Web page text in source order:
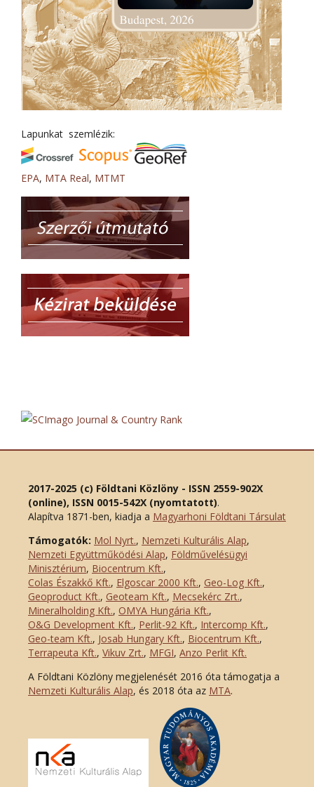
Lapunkat szemlézik:
EPA, MTA Real, MTMT
2017-2025 (c) Földtani Közlöny - ISSN 2559-902X
(online), ISSN 0015-542X (nyomtatott).
Alapítva 1871-ben, kiadja a Magyarhoni Földtani Társulat
Támogatók: Mol Nyrt., Nemzeti Kulturális Alap,
Nemzeti Együttműködési Alap, Földművelésügyi
Minisztérium, Biocentrum Kft.,
Colas Északkő Kft., Elgoscar 2000 Kft., Geo-Log Kft.,
Geoproduct Kft., Geoteam Kft., Mecsekérc Zrt.,
Mineralholding Kft., OMYA Hungária Kft.,
O&G Development Kft., Perlit-92 Kft., Intercomp Kft.,
Geo-team Kft., Josab Hungary Kft., Biocentrum Kft.,
Terrapeuta Kft., Vikuv Zrt., MFGI, Anzo Perlit Kft.
A Földtani Közlöny megjelenését 2016 óta támogatja a
Nemzeti Kulturális Alap, és 2018 óta az MTA.